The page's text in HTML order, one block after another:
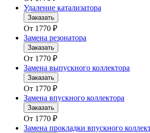
Удаление катализатора
Заказать
От 1770 ₽
Замена резонатора
Заказать
От 1770 ₽
Замена выпускного коллектора
Заказать
От 1770 ₽
Замена впускного коллектора
Заказать
От 1770 ₽
Замена прокладки впускного